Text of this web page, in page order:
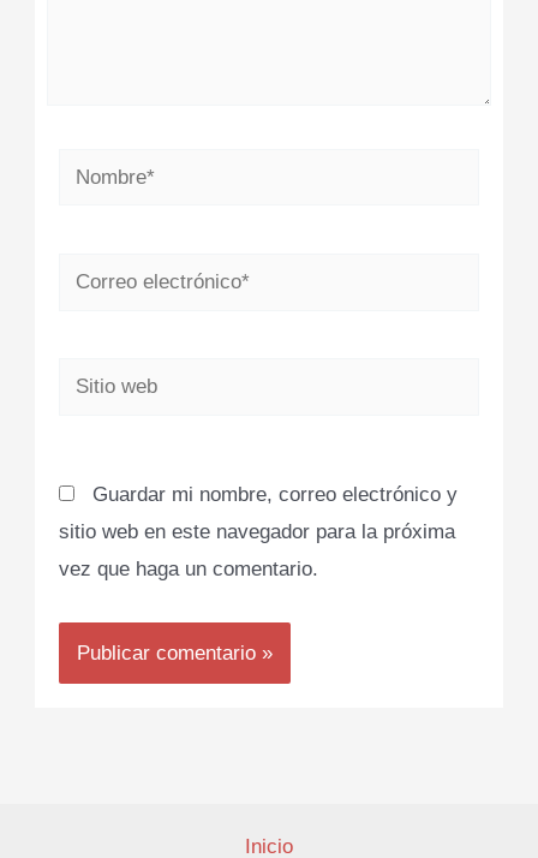
Nombre*
Correo
Sitio
Guardar mi nombre, correo electrónico y
sitio web en este navegador para la próxima
vez que haga un comentario.
Inicio